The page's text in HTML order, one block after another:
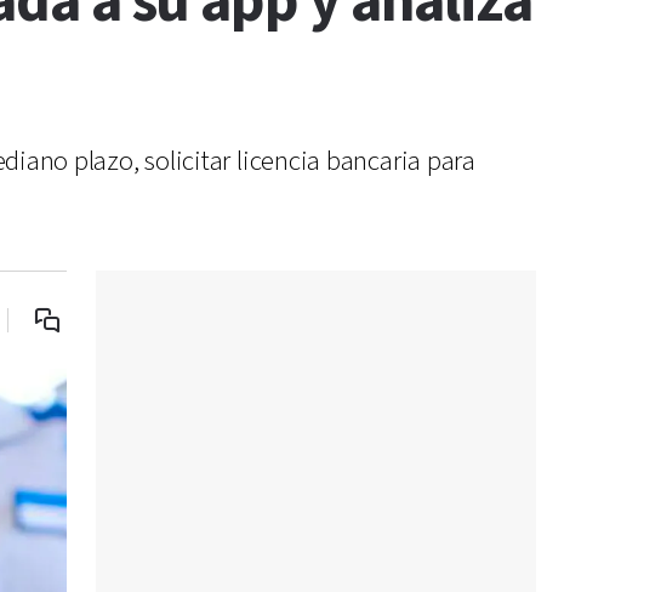
plazo, solicitar licencia bancaria para